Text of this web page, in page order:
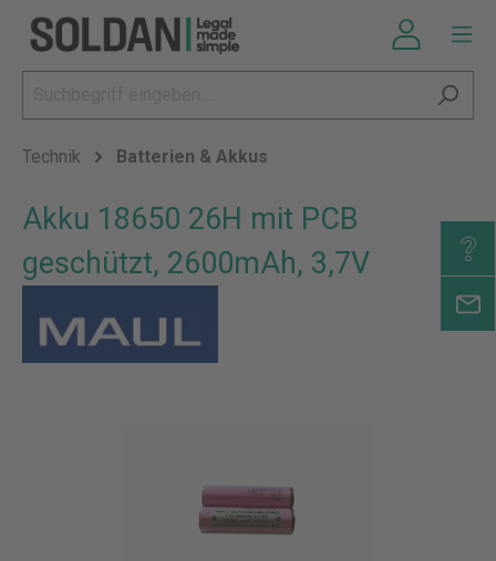
Technik Batterien & Akkus
Akku 18650 26H mit PCB
geschützt, 2600mAh, 3,7V